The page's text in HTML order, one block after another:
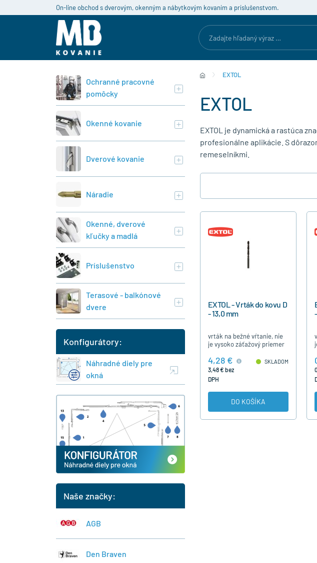
On-line obchod s dverovým, okenným a nábytkovým kovaním a príslušenstvom.
EXTOL
EXTOL
EXTOL je dynamická a rastúca
profesionálne aplikácie. S
remeselníkmi.
EXTOL - Vrták do kovu D
- 13,0 mm
vrták na bežné vŕtanie, nie
je vysoko záťažový priemer
4,28 €
3,48 € bez
DPH
SKLADOM
DO KOŠÍKA
Ochranné pracovné
pomôcky
Okenné kovanie
Dverové kovanie
Náradie
Okenné, dverové
kľučky a madlá
Príslušenstvo
Terasové - balkónové
dvere
Konfigurátory:
Náhradné diely pre
okná
Naše značky:
AGB
Den Braven